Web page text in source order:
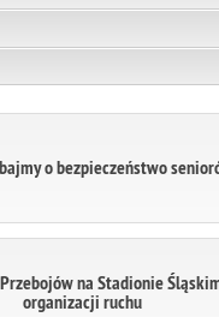
o bezpieczeństwo
na Stadionie
organizacji ruchu